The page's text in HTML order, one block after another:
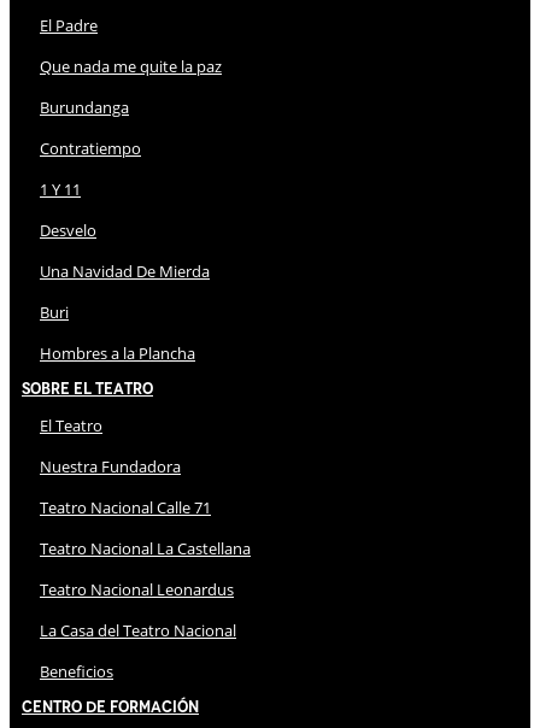
El Padre
Que nada me quite la paz
Burundanga
Contratiempo
1 Y 11
Desvelo
Una Navidad De Mierda
Buri
Hombres a la Plancha
Sobre El Teatro
El Teatro
Nuestra Fundadora
Teatro Nacional Calle 71
Teatro Nacional La Castellana
Teatro Nacional Leonardus
La Casa del Teatro Nacional
Beneficios
Centro de Formación